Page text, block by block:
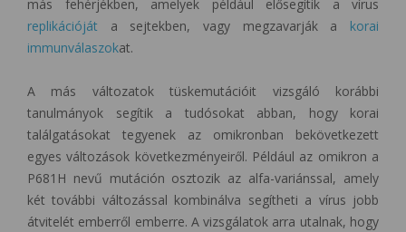
más fehérjékben, amelyek például elősegítik a vírus
replikációját a sejtekben, vagy megzavarják a korai
immunválaszokat.
A más változatok tüskemutációit vizsgáló korábbi
tanulmányok segítik a tudósokat abban, hogy korai
találgatásokat tegyenek az omikronban bekövetkezett
egyes változások következményeiről. Például az omikron a
P681H nevű mutáción osztozik az alfa-variánssal, amely
két további változással kombinálva segítheti a vírus jobb
átvitelét emberről emberre. A vizsgálatok arra utalnak, hogy